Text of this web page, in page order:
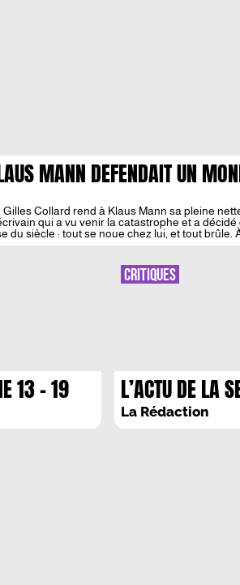
MANN DEFENDAIT UN
Collard rend à Klaus Mann sa pleine
qui a vu venir la catastrophe et a décidé
du siècle : tout se noue chez lui, et tout brûle.
13 – 19 L’ACTU DE LA
OCTOBRE
La Rédaction
CRITIQUES